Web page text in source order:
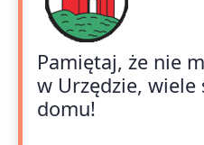
Pamiętaj, że nie
w Urzędzie, wiele
domu!